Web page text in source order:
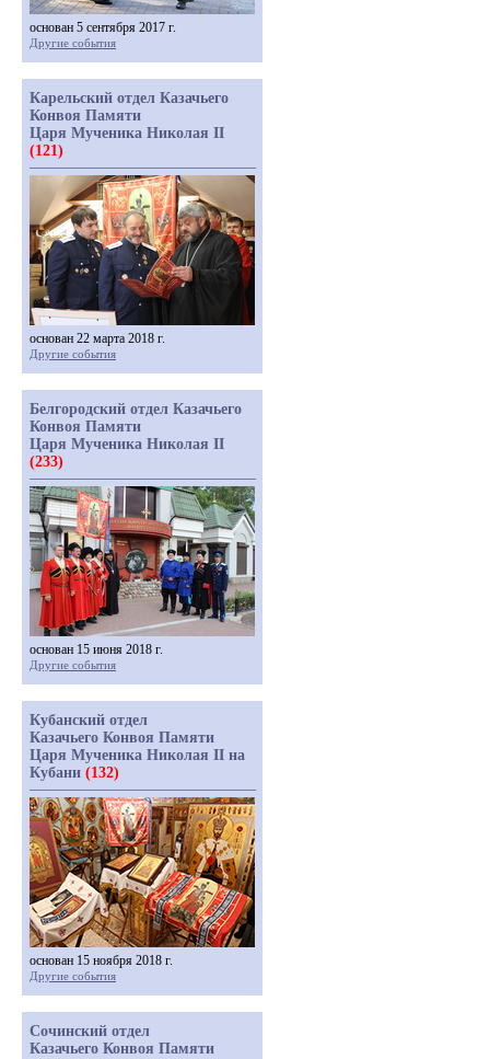
основан 5 сентября 2017 г.
Другие события
Карельский отдел Казачьего
Конвоя Памяти
Царя Мученика Николая II
(121)
основан 22 марта 2018 г.
Другие события
Белгородский отдел Казачьего
Конвоя Памяти
Царя Мученика Николая II
(233)
основан 15 июня 2018 г.
Другие события
Кубанский отдел
Казачьего Конвоя Памяти
Царя Мученика Николая II на
Кубани (132)
основан 15 ноября 2018 г.
Другие события
Сочинский отдел
Казачьего Конвоя Памяти